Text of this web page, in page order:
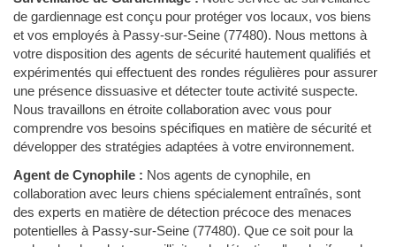
de gardiennage est conçu pour protéger vos locaux, vos biens
et vos employés à Passy-sur-Seine (77480). Nous mettons à
votre disposition des agents de sécurité hautement qualifiés et
expérimentés qui effectuent des rondes régulières pour assurer
une présence dissuasive et détecter toute activité suspecte.
Nous travaillons en étroite collaboration avec vous pour
comprendre vos besoins spécifiques en matière de sécurité et
développer des stratégies adaptées à votre environnement.
Agent de Cynophile : Nos agents de cynophile, en
collaboration avec leurs chiens spécialement entraînés, sont
des experts en matière de détection précoce des menaces
potentielles à Passy-sur-Seine (77480). Que ce soit pour la